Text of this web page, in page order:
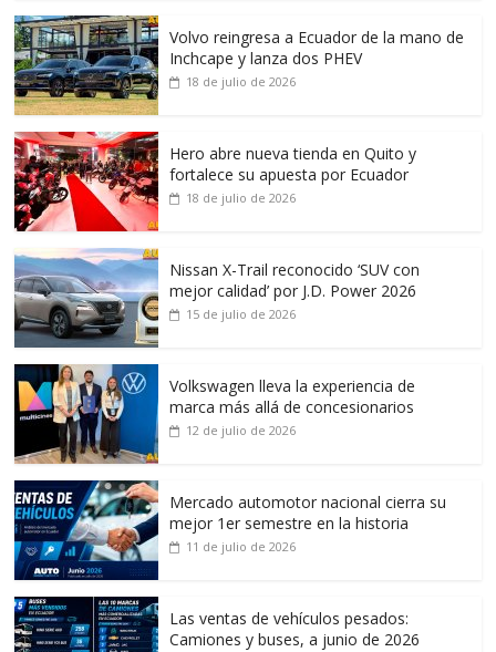
Volvo reingresa a Ecuador de la mano de
Inchcape y lanza dos PHEV
18 de julio de 2026
Hero abre nueva tienda en Quito y
fortalece su apuesta por Ecuador
18 de julio de 2026
Nissan X-Trail reconocido ‘SUV con
mejor calidad’ por J.D. Power 2026
15 de julio de 2026
Volkswagen lleva la experiencia de
marca más allá de concesionarios
12 de julio de 2026
Mercado automotor nacional cierra su
mejor 1er semestre en la historia
11 de julio de 2026
Las ventas de vehículos pesados:
Camiones y buses, a junio de 2026